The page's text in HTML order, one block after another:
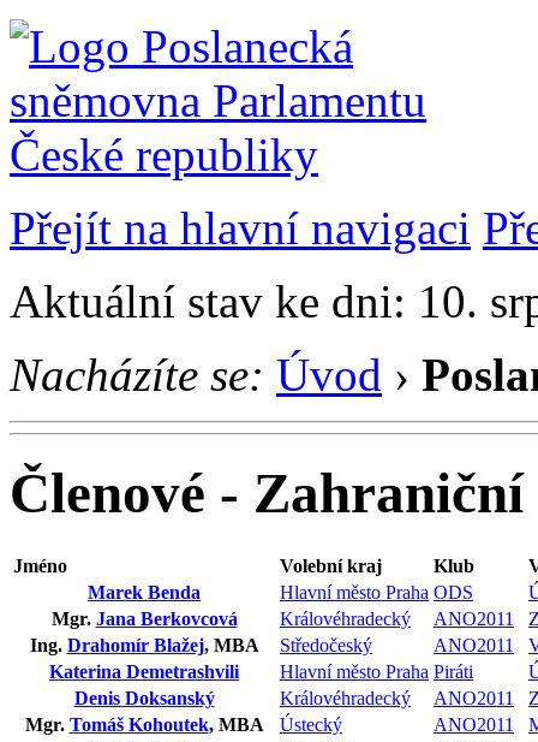
Přejít na hlavní navigaci
Aktuální stav ke dni: 10.
Nacházíte se: Úvod ›
Členové -
Jméno Volební kraj Klub
Marek Benda
Hlavní město Praha ODS
Mgr. Jana Berkovcová Královéhradecký ANO2011
Ing. Drahomír Blažej, MBA Středočeský ANO2011
Katerina Demetrashvili
Hlavní město Praha Piráti
Denis Doksanský
Královéhradecký ANO2011
Mgr. Tomáš Kohoutek, MBA Ústecký ANO2011